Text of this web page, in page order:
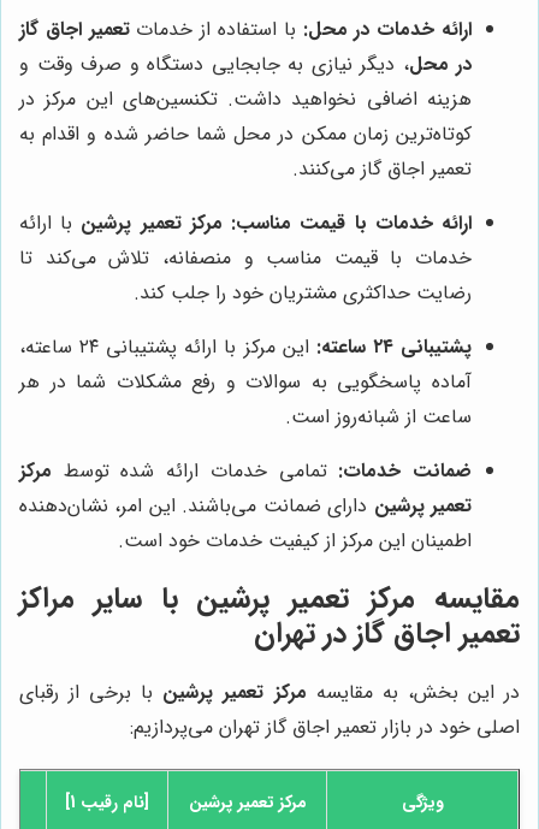
ارائه خدمات در محل: با استفاده از خدماتتعمیر اجاق گاز
در محل، دیگر نیازی به جابجایی دستگاه و صرف وقت و
هزینه اضافی نخواهید داشت. تکنسین‌های این مرکز در
کوتاه‌ترین زمان ممکن در محل شما حاضر شده و اقدام به
تعمیر اجاق گاز می‌کنند.
ارائه خدمات با قیمت مناسب: مرکز تعمیر پرشین با ارائه
خدمات با قیمت مناسب و منصفانه، تلاش می‌کند تا
رضایت حداکثری مشتریان خود را جلب کند.
پشتیبانی ۲۴ ساعته:
این مرکز با ارائه پشتیبانی ۲۴ ساعته،
آماده پاسخگویی به سوالات و رفع مشکلات شما در هر
ساعت از شبانه‌روز است.
ضمانت خدمات: تمامی خدمات ارائه شده توسط مرکز
تعمیر پرشین دارای ضمانت می‌باشند. این امر، نشان‌دهنده
اطمینان این مرکز از کیفیت خدمات خود است.
مقایسه مرکز تعمیر پرشین با سایر مراکز
تعمیر اجاق گاز در تهران
در این بخش، به مقایسه مرکز تعمیر پرشین با برخی از رقبای
اصلی خود در بازار تعمیر اجاق گاز تهران می‌پردازیم:
ویژگی مرکز تعمیر پرشین [نام رقیب 1]